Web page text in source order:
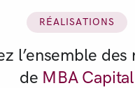
RÉALISATIONS
l’ensemble des
de MBA Capital